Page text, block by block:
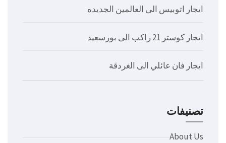
ايجار اتوبيس الى العالمين الجديده
ايجار كوستر 21 راكب الى بورسعيد
ايجار فان عائلي الى الغردقة
تصنيفات
About Us